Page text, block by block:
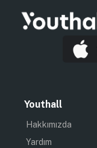
Youthall
Hakkımızda
Yardım